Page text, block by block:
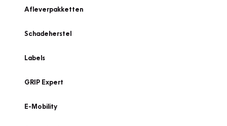
Afleverpakketten
Schadeherstel
Labels
GRIP Expert
E-Mobility